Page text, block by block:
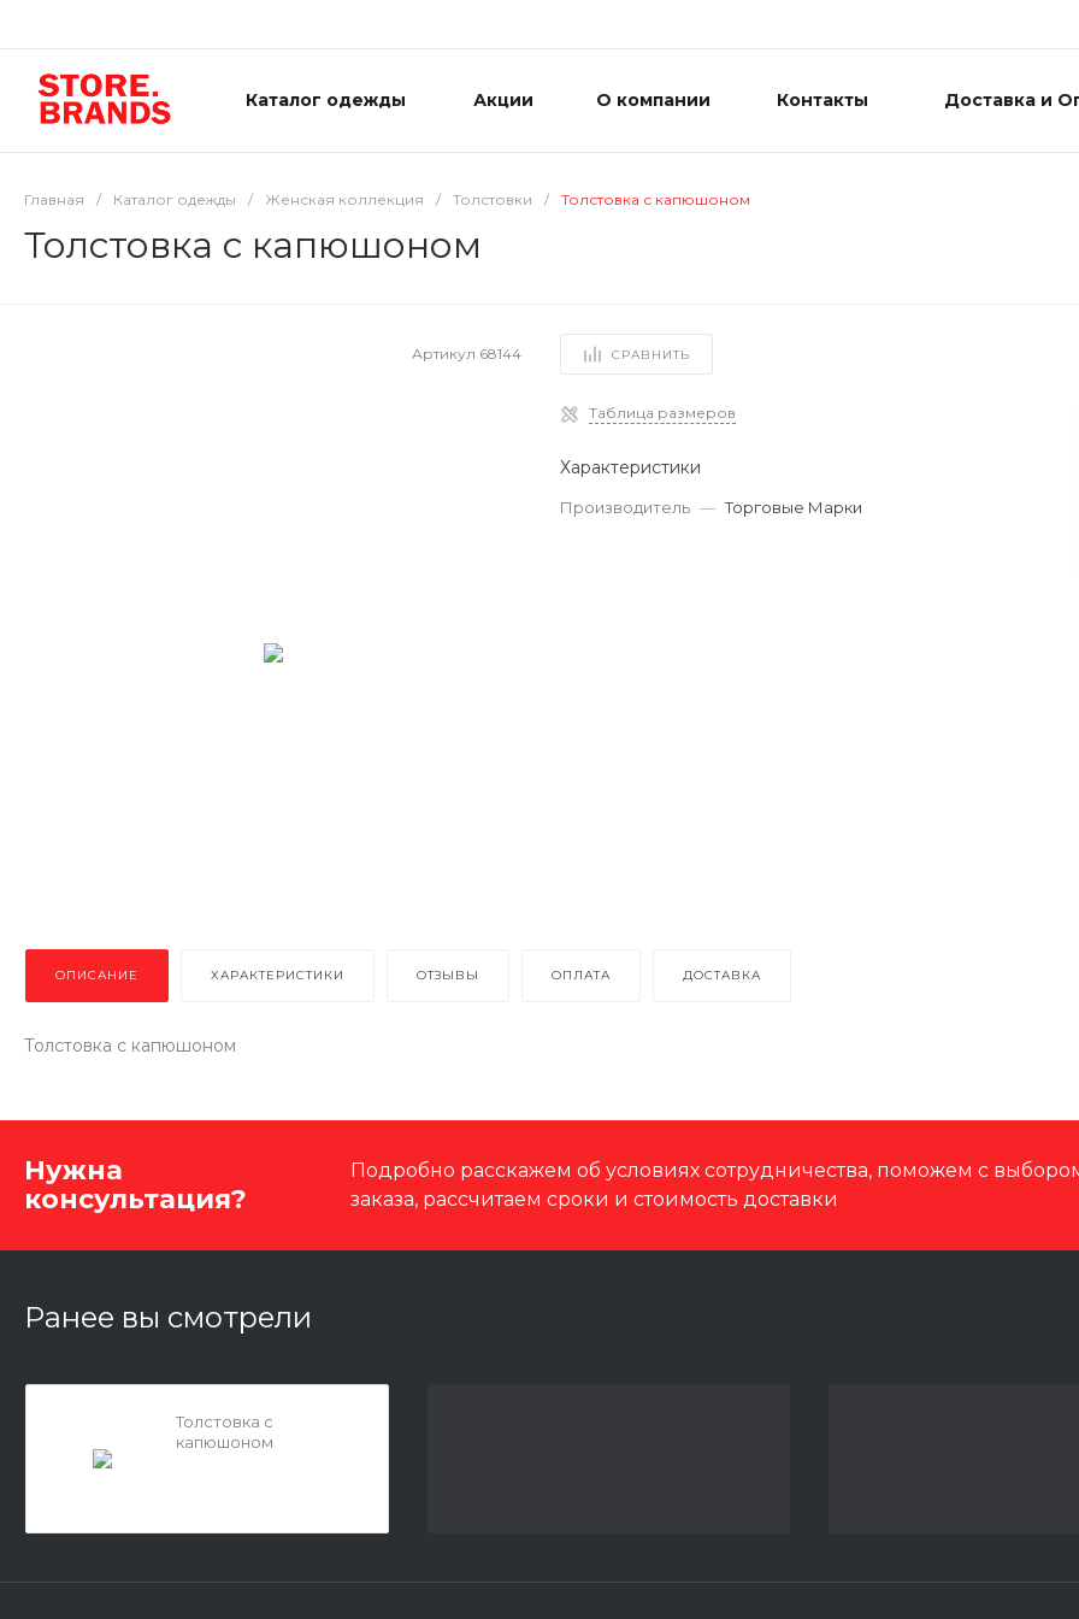
Каталог одежды Акции О компании Контакты Доставка и
Главная / Каталог одежды / Женская коллекция / Толстовки / Толстовка с капюшоном
Толстовка с капюшоном
Артикул 68144 СРАВНИТЬ
Таблица размеров
Характеристики
Производитель — Торговые Марки
ОПИСАНИЕ ХАРАКТЕРИСТИКИ ОТЗЫВЫ ОПЛАТА ДОСТАВКА
Толстовка с капюшоном
Нужна
консультация?
Подробно расскажем об условиях сотрудничества, поможем с
заказа, рассчитаем сроки и стоимость доставки
Ранее вы смотрели
Толстовка с
капюшоном